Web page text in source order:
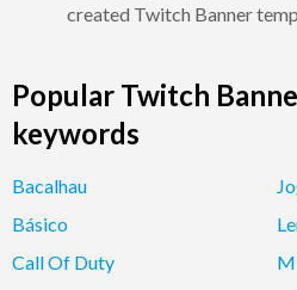
created Twitch Banner
Popular Twitch
keywords
Bacalhau
Básico
Call Of Duty